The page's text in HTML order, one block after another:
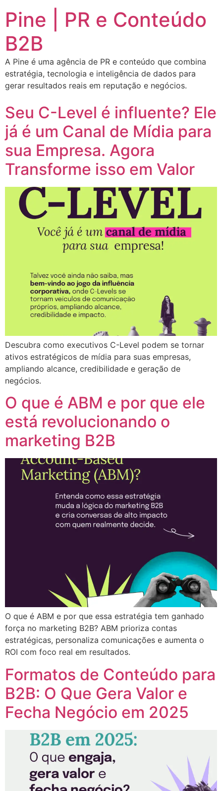
Pine | PR e Conteúdo
B2B
A Pine é uma agência de PR e conteúdo que combina
estratégia, tecnologia e inteligência de dados para
gerar resultados reais em reputação e negócios.
Seu C-Level é influente? Ele
já é um Canal de Mídia para
sua Empresa. Agora
Transforme isso em Valor
Descubra como executivos C-Level podem se tornar
ativos estratégicos de mídia para suas empresas,
ampliando alcance, credibilidade e geração de
negócios.
O que é ABM e por que ele
está revolucionando o
marketing B2B
O que é ABM e por que essa estratégia tem ganhado
força no marketing B2B? ABM prioriza contas
estratégicas, personaliza comunicações e aumenta o
ROI com foco real em resultados.
Formatos de Conteúdo para
B2B: O Que Gera Valor e
Fecha Negócio em 2025